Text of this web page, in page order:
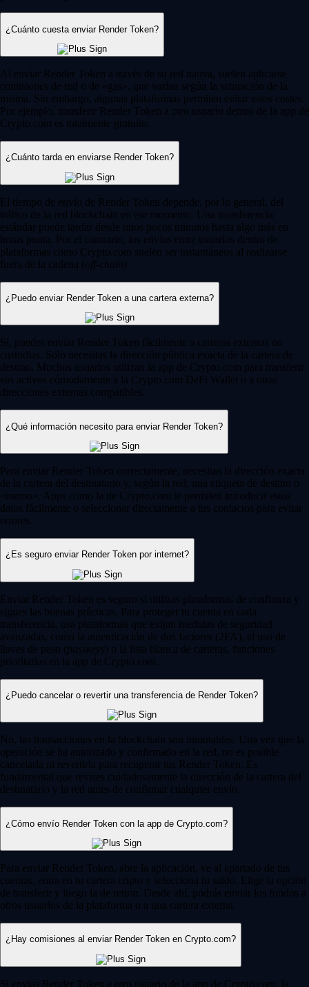
¿Cuánto cuesta enviar Render Token?
Al enviar Render Token a través de su red nativa, suelen aplicarse
comisiones de red o de «gas», que varían según la saturación de la
misma. Sin embargo, algunas plataformas permiten evitar estos costes.
Por ejemplo, transferir Render Token a otro usuario dentro de la app de
Crypto.com es totalmente gratuito.
¿Cuánto tarda en enviarse Render Token?
El tiempo de envío de Render Token depende, por lo general, del
tráfico de la red blockchain en ese momento. Una transferencia
estándar puede tardar desde unos pocos minutos hasta algo más en
horas punta. Por el contrario, los envíos entre usuarios dentro de
plataformas como Crypto.com suelen ser instantáneos al realizarse
fuera de la cadena (off-chain ).
¿Puedo enviar Render Token a una cartera externa?
Sí, puedes enviar Render Token fácilmente a carteras externas no
custodias. Solo necesitas la dirección pública exacta de la cartera de
destino. Muchos usuarios utilizan la app de Crypto.com para transferir
sus activos cómodamente a la Crypto.com DeFi Wallet o a otras
direcciones externas compatibles.
¿Qué información necesito para enviar Render Token?
Para enviar Render Token correctamente, necesitas la dirección exacta
de la cartera del destinatario y, según la red, una etiqueta de destino o
«memo». Apps como la de Crypto.com te permiten introducir estos
datos fácilmente o seleccionar directamente a tus contactos para evitar
errores.
¿Es seguro enviar Render Token por internet?
Enviar Render Token es seguro si utilizas plataformas de confianza y
sigues las buenas prácticas. Para proteger tu cuenta en cada
transferencia, usa plataformas que exijan medidas de seguridad
avanzadas, como la autenticación de dos factores (2FA), el uso de
llaves de paso (passkeys ) o la lista blanca de carteras, funciones
prioritarias en la app de Crypto.com.
¿Puedo cancelar o revertir una transferencia de Render Token?
No, las transacciones en la blockchain son inmutables. Una vez que la
operación se ha autorizado y confirmado en la red, no es posible
cancelarla ni revertirla para recuperar tus Render Token. Es
fundamental que revises cuidadosamente la dirección de la cartera del
destinatario y la red antes de confirmar cualquier envío.
¿Cómo envío Render Token con la app de Crypto.com?
Para enviar Render Token, abre la aplicación, ve al apartado de tus
cuentas, entra en tu cartera cripto y selecciona tu saldo. Elige la opción
de transferir y luego la de retirar. Desde ahí, podrás enviar los fondos a
otros usuarios de la plataforma o a una cartera externa.
¿Hay comisiones al enviar Render Token en Crypto.com?
Si envías Render Token a otro usuario de la app de Crypto.com, la